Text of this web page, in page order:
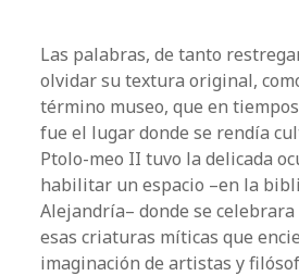
Las palabras, de tanto
olvidar su textura original,
término museo, que en
fue el lugar donde se rendía
Ptolo-meo II tuvo la delicada
habilitar un espacio –en la
Alejandría– donde se
esas criaturas míticas que
imaginación de artistas y